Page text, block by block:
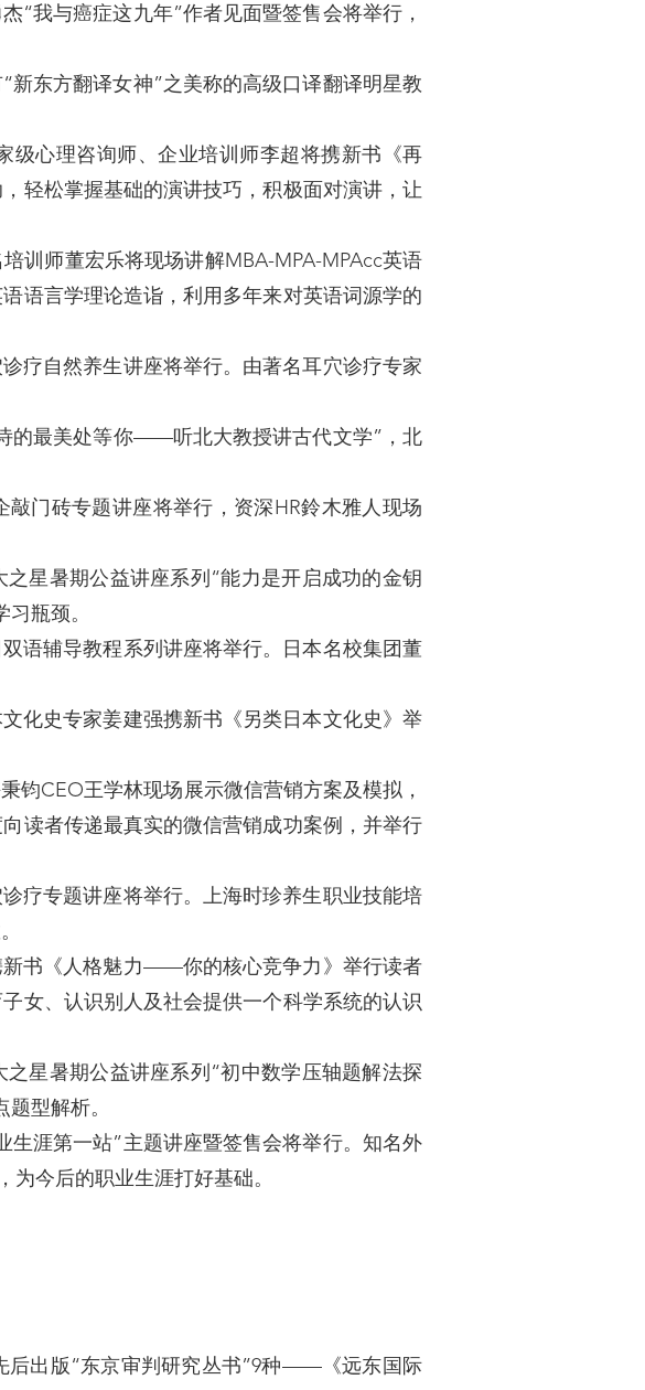
杰“我与癌症这九年”作者见面暨签售会将举行，
“新东方翻译女神”之美称的高级口译翻译明星教
级心理咨询师、企业培训师李超将携新书《再
轻松掌握基础的演讲技巧，积极面对演讲，让
培训师董宏乐将现场讲解MBA-MPA-MPAcc英语
语言学理论造诣，利用多年来对英语词源学的
诊疗自然养生讲座将举行。由著名耳穴诊疗专家
诗的最美处等你——听北大教授讲古代文学”，北
敲门砖专题讲座将举行，资深HR鈴木雅人现场
之星暑期公益讲座系列“能力是开启成功的金钥
瓶颈。
双语辅导教程系列讲座将举行。日本名校集团董
文化史专家姜建强携新书《另类日本文化史》举
秉钧CEO王学林现场展示微信营销方案及模拟，
读者传递最真实的微信营销成功案例，并举行
诊疗专题讲座将举行。上海时珍养生职业技能培
新书《人格魅力——你的核心竞争力》举行读者
女、认识别人及社会提供一个科学系统的认识
之星暑期公益讲座系列“初中数学压轴题解法探
型解析。
生涯第一站”主题讲座暨签售会将举行。知名外
为今后的职业生涯打好基础。
出版“东京审判研究丛书”9种——《远东国际